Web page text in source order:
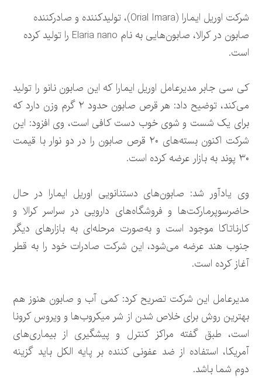
شرکت اوریل ایمارا (Orial Imara)، تولیدکننده و صادرکننده
صابون در کرالا، صابون‌هایی به نام Elaria nano را تولید کرده
است.
کی سی جابر مدیرعامل اوریل ایمارا که این صابون نانو را تولید
می‌کند، توضیح داد: هر قرص صابون حدود ۲ گرم وزن دارد که
برای یک شست و شوی خوب دست کافی است، وی افزود: این
شرکت اکنون بسته‌های ۲۰ قرص صابون را در دو نوار با قیمت
۳۰ پوند به بازار عرضه کرده است.
وی یادآور شد: صابون‌های دستنانویی اوریل ایمارا در حال
حاضرسوپرمارکت‌ها و فروشگاه‌های دارویی در سراسر کرالا و
کارناتاکا موجود است و به‌صورت مرحله‌ای به بازارهای دیگر
جنوب هند عرضه می‌شود، این شرکت صادرات خود را به قطر
آغاز کرده است.
مدیرعامل این شرکت تصریح کرد: کمی آب و صابون هنوز هم
بهترین روش برای خلاص شدن از شر میکروب‌ها و ویروس کرونا
است، طبق گفته مراکز کنترل و پیشگیری از بیماری‌های
آمریکا، استفاده از ضد عفونی کننده بر پایه الکل باید گزینه
دوم شما باشد.